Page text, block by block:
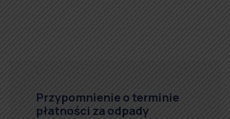
Przypomnienie o terminie
płatności za odpady